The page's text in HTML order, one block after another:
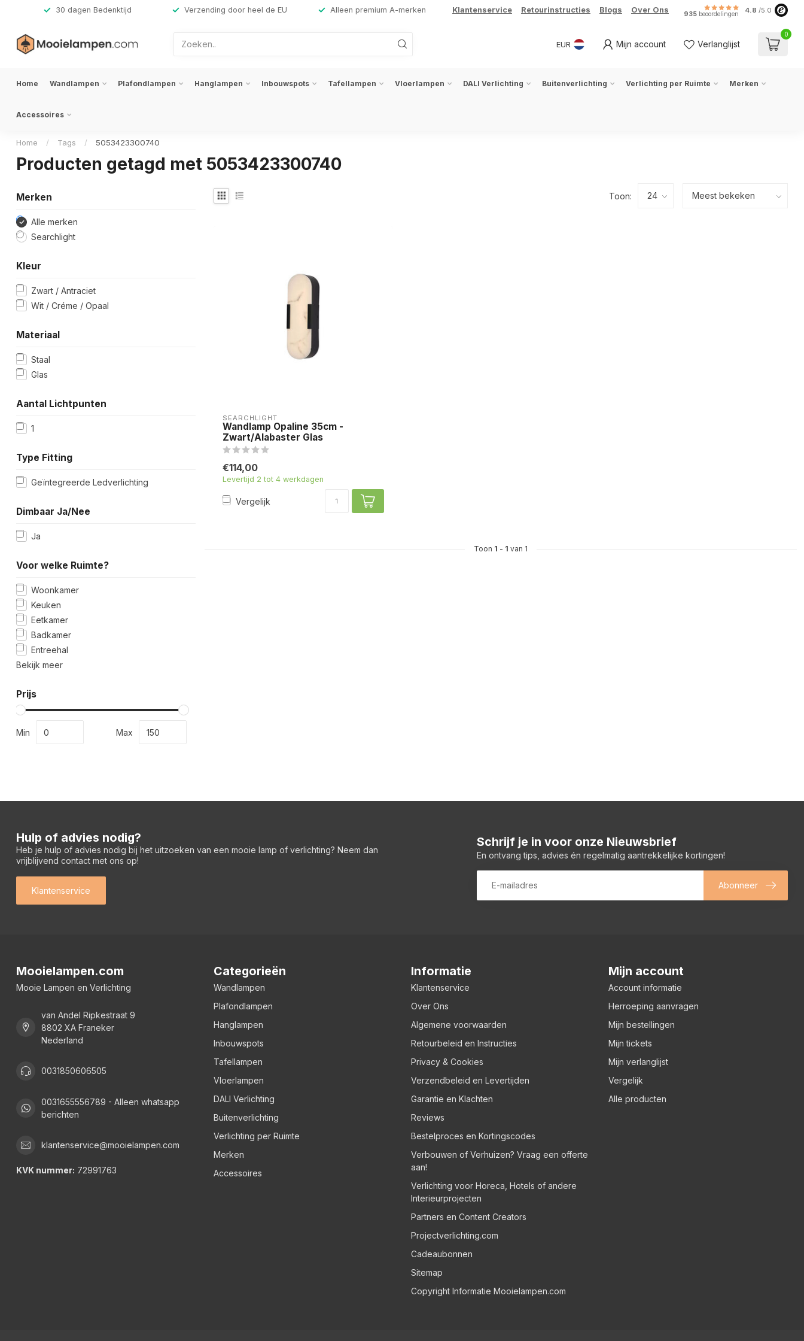
30 dagen Bedenktijd Verzending door heel de EU Alleen premium A-merken Klantenservice Retourinstructies Blogs Over Ons 935 beoordelingen 4.8 /5.0
EUR Mijn account Verlanglijst
0
Home Wandlampen Plafondlampen Hanglampen Inbouwspots Tafellampen Vloerlampen DALI Verlichting Buitenverlichting Verlichting per Ruimte Merken
Accessoires
Home / Tags / 5053423300740
Producten getagd met 5053423300740
Merken
Alle merken
Searchlight
Kleur
Zwart / Antraciet
Wit / Créme / Opaal
Materiaal
Staal
Glas
Aantal Lichtpunten
1
Type Fitting
Geïntegreerde Ledverlichting
Dimbaar Ja/Nee
Ja
Voor welke Ruimte?
Woonkamer
Keuken
Eetkamer
Badkamer
Entreehal
Bekijk meer
Prijs
Min Max
Toon:
SEARCHLIGHT
Wandlamp Opaline 35cm -
Zwart/Alabaster Glas
€114,00
Levertijd 2 tot 4 werkdagen
Vergelijk
Toon 1 - 1 van 1
Hulp of advies nodig?
Heb je hulp of advies nodig bij het uitzoeken van een mooie lamp of verlichting? Neem dan
vrijblijvend contact met ons op!
Klantenservice
Schrijf je in voor onze Nieuwsbrief
En ontvang tips, advies én regelmatig aantrekkelijke kortingen!
Abonneer
Mooielampen.com
Mooie Lampen en Verlichting
van Andel Ripkestraat 9
8802 XA Franeker
Nederland
0031850606505
0031655556789 - Alleen whatsapp
berichten
klantenservice@mooielampen.com
KVK nummer: 72991763
Categorieën
Wandlampen
Plafondlampen
Hanglampen
Inbouwspots
Tafellampen
Vloerlampen
DALI Verlichting
Buitenverlichting
Verlichting per Ruimte
Merken
Accessoires
Informatie
Klantenservice
Over Ons
Algemene voorwaarden
Retourbeleid en Instructies
Privacy & Cookies
Verzendbeleid en Levertijden
Garantie en Klachten
Reviews
Bestelproces en Kortingscodes
Verbouwen of Verhuizen? Vraag een offerte
aan!
Verlichting voor Horeca, Hotels of andere
Interieurprojecten
Partners en Content Creators
Projectverlichting.com
Cadeaubonnen
Sitemap
Copyright Informatie Mooielampen.com
Mijn account
Account informatie
Herroeping aanvragen
Mijn bestellingen
Mijn tickets
Mijn verlanglijst
Vergelijk
Alle producten